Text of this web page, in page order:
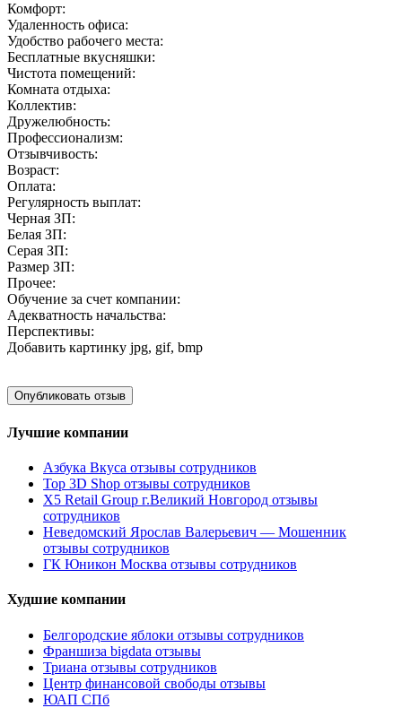
Комфорт:
Удаленность офиса:
Удобство рабочего места:
Бесплатные вкусняшки:
Чистота помещений:
Комната отдыха:
Коллектив:
Дружелюбность:
Профессионализм:
Отзывчивость:
Возраст:
Оплата:
Регулярность выплат:
Черная ЗП:
Белая ЗП:
Серая ЗП:
Размер ЗП:
Прочее:
Обучение за счет компании:
Адекватность начальства:
Перспективы:
Добавить картинку jpg, gif, bmp
Лучшие компании
Азбука Вкуса отзывы сотрудников
Top 3D Shop отзывы сотрудников
X5 Retail Group г.Великий Новгород отзывы
сотрудников
Неведомский Ярослав Валерьевич — Мошенник
отзывы сотрудников
ГК Юникон Москва отзывы сотрудников
Худшие компании
Белгородские яблоки отзывы сотрудников
Франшиза bigdata отзывы
Триана отзывы сотрудников
Центр финансовой свободы отзывы
ЮАП СПб